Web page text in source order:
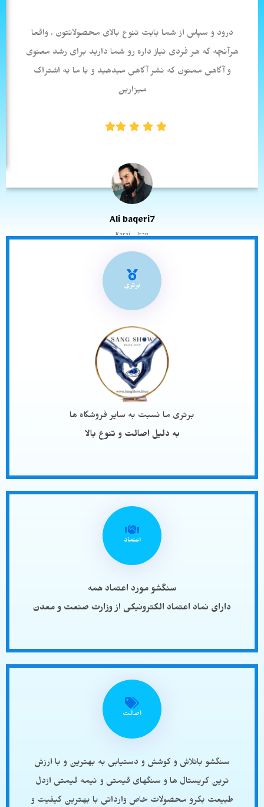
Ali baqeri7
Karaj - Iran
درود و سپاس از شما بابت تنوع بالای محصولاتتون . واقعا
هرآنچه که هر فردی نیاز داره رو شما دارید برای رشد معنوی
و آگاهی ممنون که نشر آگاهی میدهید و با ما به اشتراک
میزارین
برتری
برتری ما نسبت به سایر فروشگاه ها
به دلیل اصالت و تنوع بالا
اعتماد
سنگشو مورد اعتماد همه
دارای نماد اعتماد الکترونیکی از وزارت صنعت و معدن
اصالت
سنگشو باتلاش و کوشش و دستیابی به بهترین و با ارزش
ترین کریستال ها و سنگهای قیمتی و نیمه قیمتی ازدل
طبیعت بکرو محصولات خاص وارداتی با بهترین کیفیت و